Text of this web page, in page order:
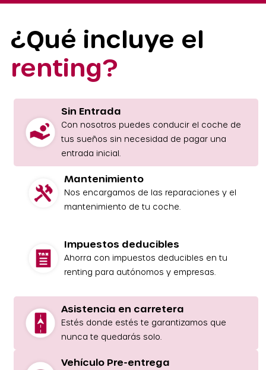
¿Qué incluye el
renting?
Sin Entrada
Con nosotros puedes conducir el coche de
tus sueños sin necesidad de pagar una
entrada inicial.
Mantenimiento
Nos encargamos de las reparaciones y el
mantenimiento de tu coche.
Impuestos deducibles
Ahorra con impuestos deducibles en tu
renting para autónomos y empresas.
Asistencia en carretera
Estés donde estés te garantizamos que
nunca te quedarás solo.
Vehículo Pre-entrega